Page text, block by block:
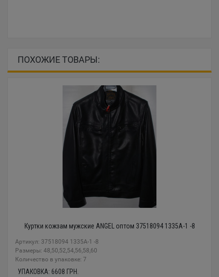
ПОХОЖИЕ ТОВАРЫ:
Куртки кожзам мужские ANGEL оптом 37518094 1335A-1 -8
Артикул: 37518094 1335A-1 -8
Размеры: 48,50,52,54,56,58,60
Количество в упаковке: 7
УПАКОВКА: 6608 ГРН.